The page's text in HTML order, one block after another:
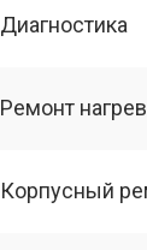
Диагностика
Ремонт
Корпусный